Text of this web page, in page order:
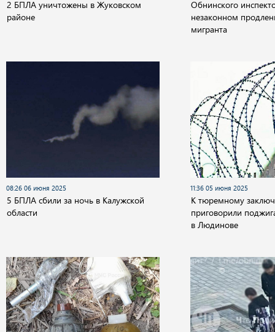
2 БПЛА уничтожены в Жуковском
районе
Обнинского
незаконном
мигранта
08:26 06 июня 2025
5 БПЛА сбили за ночь в Калужской
области
11:36 05 июня 2025
К тюремному
приговорили
в Людинове